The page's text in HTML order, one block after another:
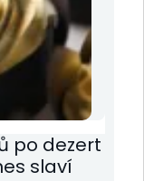
po dezert
slaví